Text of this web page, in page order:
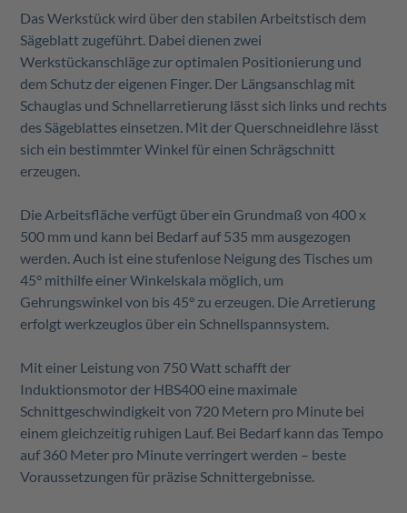
Das Werkstück wird über den stabilen Arbeitstisch dem
Sägeblatt zugeführt. Dabei dienen zwei
Werkstückanschläge zur optimalen Positionierung und
dem Schutz der eigenen Finger. Der Längsanschlag mit
Schauglas und Schnellarretierung lässt sich links und rechts
des Sägeblattes einsetzen. Mit der Querschneidlehre lässt
sich ein bestimmter Winkel für einen Schrägschnitt
erzeugen.
Die Arbeitsfläche verfügt über ein Grundmaß von 400 x
500 mm und kann bei Bedarf auf 535 mm ausgezogen
werden. Auch ist eine stufenlose Neigung des Tisches um
45° mithilfe einer Winkelskala möglich, um
Gehrungswinkel von bis 45° zu erzeugen. Die Arretierung
erfolgt werkzeuglos über ein Schnellspannsystem.
Mit einer Leistung von 750 Watt schafft der
Induktionsmotor der HBS400 eine maximale
Schnittgeschwindigkeit von 720 Metern pro Minute bei
einem gleichzeitig ruhigen Lauf. Bei Bedarf kann das Tempo
auf 360 Meter pro Minute verringert werden – beste
Voraussetzungen für präzise Schnittergebnisse.